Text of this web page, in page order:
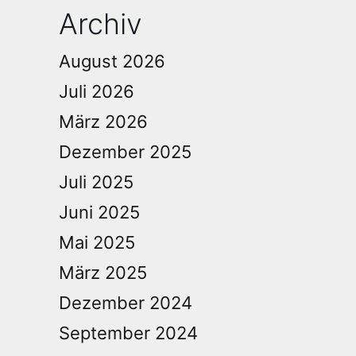
Archiv
August 2026
Juli 2026
März 2026
Dezember 2025
Juli 2025
Juni 2025
Mai 2025
März 2025
Dezember 2024
September 2024